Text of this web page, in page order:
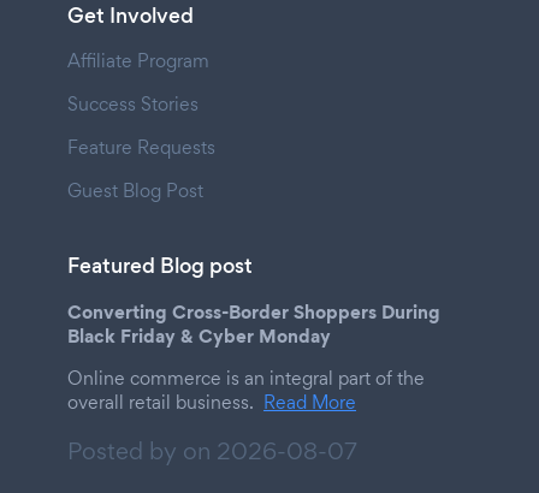
Get Involved
Affiliate Program
Success Stories
Feature Requests
Guest Blog Post
Featured Blog post
Converting Cross-Border Shoppers During
Black Friday & Cyber Monday
Online commerce is an integral part of the
overall retail business. Read More
Posted by on 2026-08-07